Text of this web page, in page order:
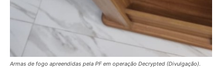
Armas de fogo apreendidas pela PF em operação Decrypted (Divulgação).